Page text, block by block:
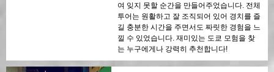
여 잊지 못할 순간을 만들어주었습니다. 전체
투어는 원활하고 잘 조직되어 있어 경치를 즐
길 충분한 시간을 주면서도 짜릿한 경험을 느
낄 수 있었습니다. 재미있는 도쿄 모험을 찾
는 누구에게나 강력히 추천합니다!